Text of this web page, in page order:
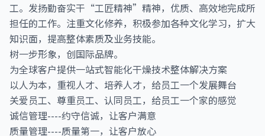
工。发扬勤奋实干“工匠精神”精神，优质、高效地完成所
担任的工作。注重文化修养，积极参加各种文化学习，扩大
知识面，提高整体素质及业务技能。
树一步形象，创国际品牌。
为全球客户提供一站式智能化干燥技术整体解决方案
以人为本，重视人才、培养人才，给员工一个发展舞台
关爱员工、尊重员工、认同员工，给员工一个家的感觉
诚信管理----约守信诚，让客户满意
质量管理----质量第一，让客户放心